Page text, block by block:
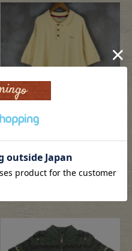
販売価格
6,380